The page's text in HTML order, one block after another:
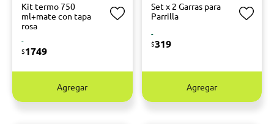
Kit termo 750
ml+mate con tapa
rosa
-
$1749
Agregar
Set x 2 Garras para
Parrilla
-
$319
Agregar